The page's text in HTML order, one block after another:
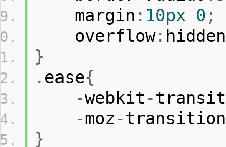
margin : 10px 0 ;
overflow: hidden
}
. ease{
-webkit -
-moz -transition
}